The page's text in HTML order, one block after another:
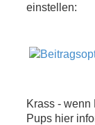
einstellen:
Krass -
Pups hier